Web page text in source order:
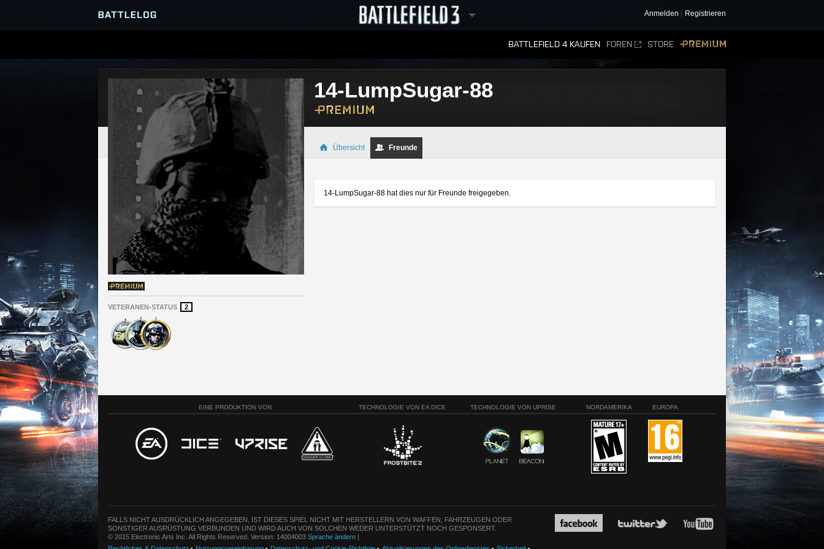
Anmelden Registrieren
BATTLEFIELD 4 KAUFEN FOREN STORE
SERVER-BROWSER
MATCHES
VETERANEN-STATUS 2
14-LumpSugar-88
Übersicht Freunde
14-LumpSugar-88 hat dies nur für Freunde freigegeben.
EINE PRODUKTION VON TECHNOLOGIE VON EA DICE TECHNOLOGIE VON UPRISE NORDAMERIKA EUROPA
FALLS NICHT AUSDRÜCKLICH ANGEGEBEN, IST DIESES SPIEL NICHT MIT HERSTELLERN VON WAFFEN, FAHRZEUGEN ODER
SONSTIGER AUSRÜSTUNG VERBUNDEN UND WIRD AUCH VON SOLCHEN WEDER UNTERSTÜTZT NOCH GESPONSERT.
© 2015 Electronic Arts Inc. All Rights Reserved. Version: 14004003 Sprache ändern |